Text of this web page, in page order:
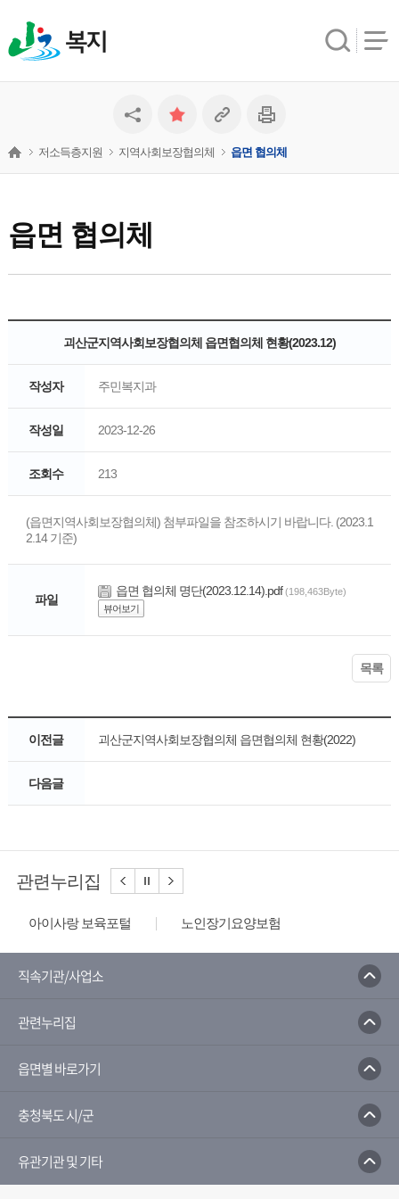
복지
읍면 협의체
저소득층지원 지역사회보장협의체 읍면 협의체
괴산군지역사회보장협의체 읍면협의체 현황(2023.12)
작성자 주민복지과
작성일 2023-12-26
조회수 213
(읍면지역사회보장협의체) 첨부파일을 참조하시기 바랍니다. (2023.1
2.14 기준)
파일
읍면 협의체 명단(2023.12.14).pdf (198,463Byte)
뷰어보기
목록
이전글 괴산군지역사회보장협의체 읍면협의체 현황(2022)
다음글
관련누리집
아이사랑 보육포털
노인장기요양보험
장애인사회활동지원
한국장애인재활협회
국립특수원
직속기관/사업소
관련누리집
읍면별 바로가기
충청북도 시/군
유관기관 및 기타